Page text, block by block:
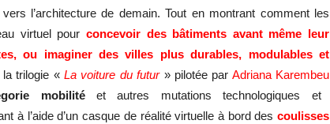
l’architecture de demain. Tout en montrant comment les
virtuel pour concevoir des bâtiments avant même leur
ou imaginer des villes plus durables, modulables et
trilogie « La voiture du futur» pilotée par Adriana Karembeu
mobilité et autres mutations technologiques et
à l’aide d’un casque de réalité virtuelle à bord des coulisses